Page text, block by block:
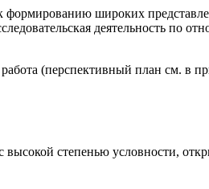
широких
деятельность по
работа (перспективный план см. в
высокой степенью условности,